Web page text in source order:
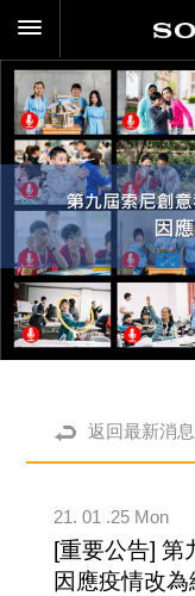
返回最新消息
21. 01 .25 Mon
[重要公告] 第
因應疫情改